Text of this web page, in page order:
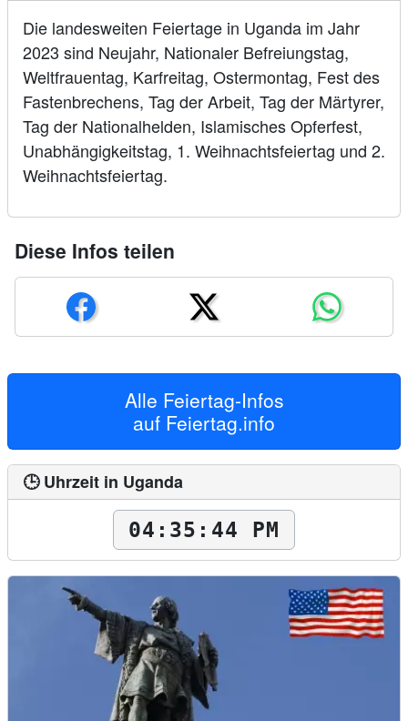
Die landesweiten Feiertage in Uganda im Jahr
2023 sind Neujahr, Nationaler Befreiungstag,
Weltfrauentag, Karfreitag, Ostermontag, Fest des
Fastenbrechens, Tag der Arbeit, Tag der Märtyrer,
Tag der Nationalhelden, Islamisches Opferfest,
Unabhängigkeitstag, 1. Weihnachtsfeiertag und 2.
Weihnachtsfeiertag.
Diese Infos teilen
Alle Feiertag-Infos
auf Feiertag.info
🕒 Uhrzeit in Uganda
04:35:45 PM